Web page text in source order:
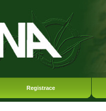
Registrace